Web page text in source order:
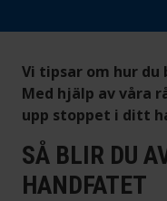
Vi tipsar om hur
Med hjälp av våra
upp stoppet i ditt
SÅ BLIR DU
HANDFATET